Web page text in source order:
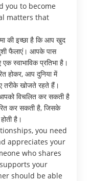
you to become
matters that
की इच्छा है कि आप खुद
फैलाएं। आपके पास
स्वाभाविक प्रतिभा है।
होकर, आप दुनिया में
तरीके खोजते रहते हैं।
विचलित कर सकती है
कर सकती है, जिसके
है।
you need
appreciates your
who shares
your
should be able